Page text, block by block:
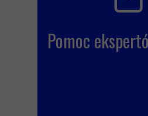
Pomoc